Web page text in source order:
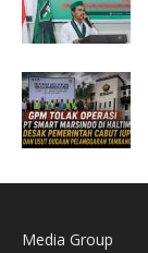
Media Group